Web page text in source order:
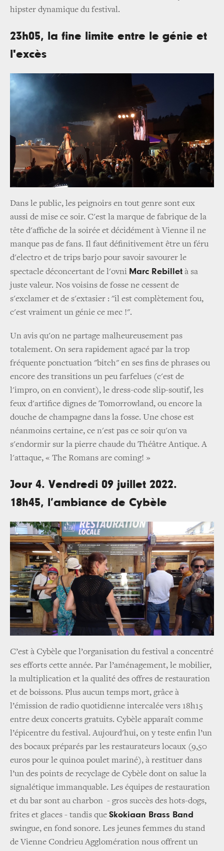
hipster dynamique du festival.
23h05, la fine limite entre le génie et
l'excès
Dans le public, les peignoirs en tout genre sont eux
aussi de mise ce soir. C'est la marque de fabrique de la
tête d'affiche de la soirée et décidément à Vienne il ne
manque pas de fans. Il faut définitivement être un féru
d'electro et de trips barjo pour savoir savourer le
spectacle déconcertant de l'ovni Marc Rebillet à sa
juste valeur. Nos voisins de fosse ne cessent de
s'exclamer et de s'extasier : "il est complètement fou,
c'est vraiment un génie ce mec !".
Un avis qu'on ne partage malheureusement pas
totalement. On sera rapidement agacé par la trop
fréquente ponctuation "bitch" en ses fins de phrases ou
encore des transitions un peu farfelues (c'est de
l'impro, on en convient), le dress-code slip-soutif, les
feux d'artifice dignes de Tomorrowland, ou encore la
douche de champagne dans la fosse. Une chose est
néanmoins certaine, ce n'est pas ce soir qu'on va
s'endormir sur la pierre chaude du Théâtre Antique. A
l'attaque, « The Romans are coming! »
Jour 4. Vendredi 09 juillet 2022.
18h45, l’ambiance de Cybèle
C’est à Cybèle que l’organisation du festival a concentré
ses efforts cette année. Par l’aménagement, le mobilier,
la multiplication et la qualité des offres de restauration
et de boissons. Plus aucun temps mort, grâce à
l’émission de radio quotidienne intercalée vers 18h15
entre deux concerts gratuits. Cybèle apparaît comme
l’épicentre du festival. Aujourd'hui, on y teste enfin l’un
des bocaux préparés par les restaurateurs locaux (9,50
euros pour le quinoa poulet mariné), à restituer dans
l’un des points de recyclage de Cybèle dont on salue la
signalétique immanquable. Les équipes de restauration
et du bar sont au charbon - gros succès des hots-dogs,
frites et glaces - tandis que Skokiaan Brass Band
swingue, en fond sonore. Les jeunes femmes du stand
de Vienne Condrieu Agglomération nous offrent un